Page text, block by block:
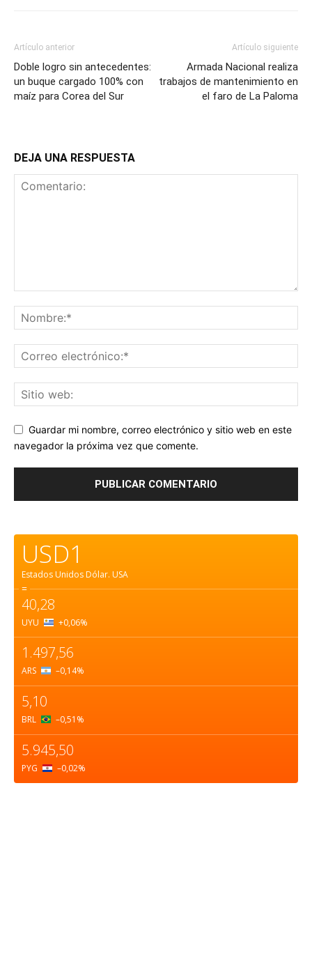
Artículo anterior
Doble logro sin antecedentes:
un buque cargado 100% con
maíz para Corea del Sur
Artículo siguiente
Armada Nacional realiza
trabajos de mantenimiento en
el faro de La Paloma
DEJA UNA RESPUESTA
Guardar mi nombre, correo electrónico y sitio web en este
navegador la próxima vez que comente.
USD1
Estados Unidos Dólar. USA
=
40,28
UYU +0,06%
1.497,56
ARS –0,14%
5,10
BRL –0,51 %
5.945,50
PYG –0,02%